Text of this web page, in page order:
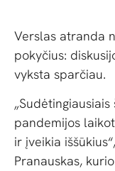
Verslas atranda
pokyčius:
vyksta sparčiau.
pandemijos
ir įveikia
Pranauskas,